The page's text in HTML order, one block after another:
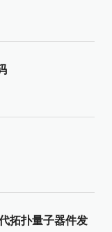
拓扑量子器件发